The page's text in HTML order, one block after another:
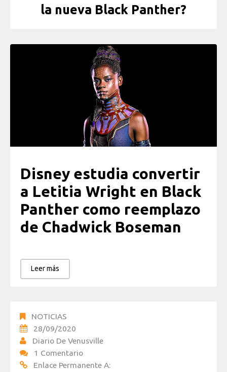
la nueva Black Panther?
Disney estudia convertir
a Letitia Wright en Black
Panther como reemplazo
de Chadwick Boseman
Leer más
NOTICIAS
28/09/2020
Diario De Venusville
1 Comentario
Enlace Permanente A: